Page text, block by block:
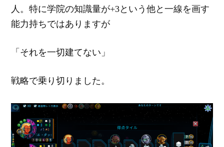
人。特に学院の知識量が+3という他と一線を画す
能力持ちではありますが
「それを一切建てない」
戦略で乗り切りました。